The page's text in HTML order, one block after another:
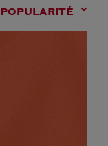
POPULARITÉ